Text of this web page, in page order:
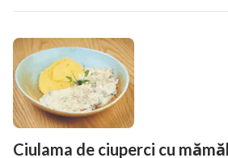
Ciulama de ciuperci cu